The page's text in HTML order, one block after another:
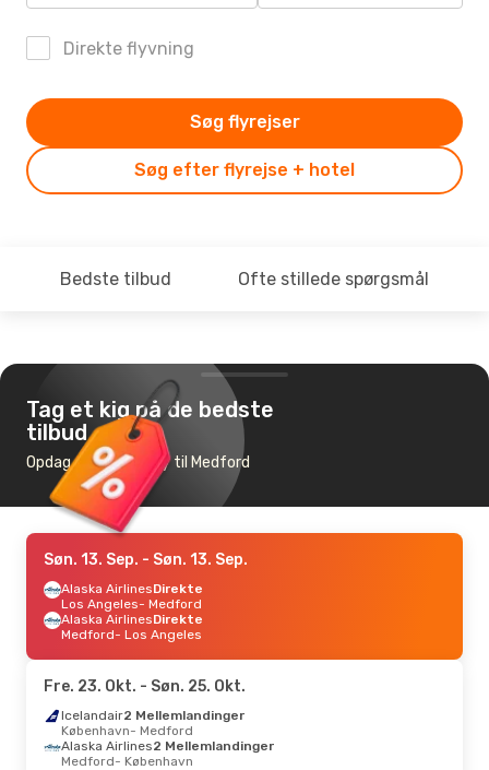
Direkte flyvning
Søg efter flyrejse + hotel
Søg flyrejser
Bedste tilbud Ofte stillede spørgsmål
Tag et kig på de bedste
tilbud
Opdag de billigste fly til Medford
Søn. 13. Sep. - Søn. 13. Sep.
Alaska AirlinesDirekte
Los Angeles- Medford
Alaska AirlinesDirekte
Medford- Los Angeles
Fre. 23. Okt. - Søn. 25. Okt.
Icelandair2 Mellemlandinger
København- Medford
Alaska Airlines2 Mellemlandinger
Medford- København